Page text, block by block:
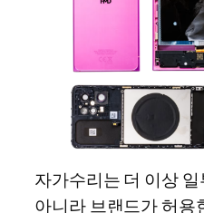
자가수리는 더 이상
아니라 브랜드가 허용